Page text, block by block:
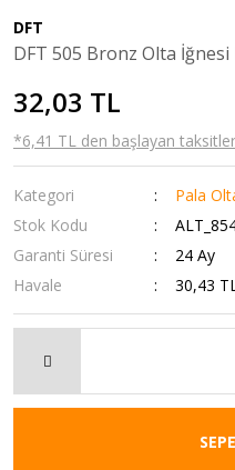
DFT
DFT 505 Bronz Olta
32,03 TL
*6,41 TL den başlayan
Kategori
Pala
Stok Kodu
Garanti Süresi
24 Ay
Havale
30,43